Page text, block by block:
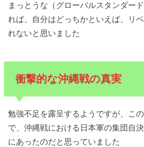
まっとうな（グローバルスタンダー
れば、自分はどっちかといえば、リ
れないと思いました
衝撃的な沖縄戦の真実
勉強不足を露呈するようですが、こ
で、沖縄戦における日本軍の集団自
にあったのだと思っていました